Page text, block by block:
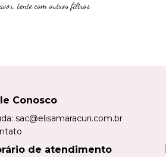
tente com outros filtros.
Conosco
sac@elisamaracuri.com.br
de atendimento